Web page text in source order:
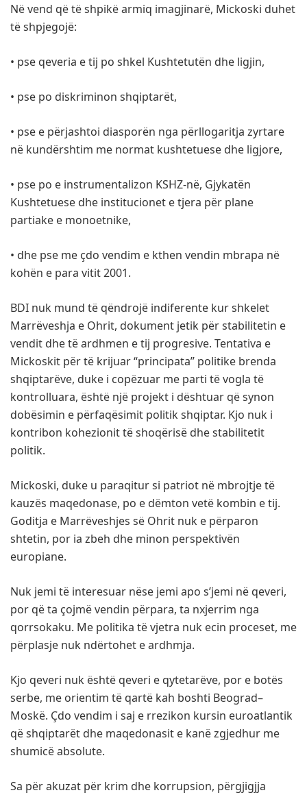
Në vend që të shpikë armiq imagjinarë, Mickoski duhet
të shpjegojë:
• pse qeveria e tij po shkel Kushtetutën dhe ligjin,
• pse po diskriminon shqiptarët,
• pse e përjashtoi diasporën nga përllogaritja zyrtare
në kundërshtim me normat kushtetuese dhe ligjore,
• pse po e instrumentalizon KSHZ-në, Gjykatën
Kushtetuese dhe institucionet e tjera për plane
partiake e monoetnike,
• dhe pse me çdo vendim e kthen vendin mbrapa në
kohën e para vitit 2001.
BDI nuk mund të qëndrojë indiferente kur shkelet
Marrëveshja e Ohrit, dokument jetik për stabilitetin e
vendit dhe të ardhmen e tij progresive. Tentativa e
Mickoskit për të krijuar “principata” politike brenda
shqiptarëve, duke i copëzuar me parti të vogla të
kontrolluara, është një projekt i dështuar që synon
dobësimin e përfaqësimit politik shqiptar. Kjo nuk i
kontribon kohezionit të shoqërisë dhe stabilitetit
politik.
Mickoski, duke u paraqitur si patriot në mbrojtje të
kauzës maqedonase, po e dëmton vetë kombin e tij.
Goditja e Marrëveshjes së Ohrit nuk e përparon
shtetin, por ia zbeh dhe minon perspektivën
europiane.
Nuk jemi të interesuar nëse jemi apo s’jemi në qeveri,
por që ta çojmë vendin përpara, ta nxjerrim nga
qorrsokaku. Me politika të vjetra nuk ecin proceset, me
përplasje nuk ndërtohet e ardhmja.
Kjo qeveri nuk është qeveri e qytetarëve, por e botës
serbe, me orientim të qartë kah boshti Beograd–
Moskë. Çdo vendim i saj e rrezikon kursin euroatlantik
që shqiptarët dhe maqedonasit e kanë zgjedhur me
shumicë absolute.
Sa për akuzat për krim dhe korrupsion, përgjigjja